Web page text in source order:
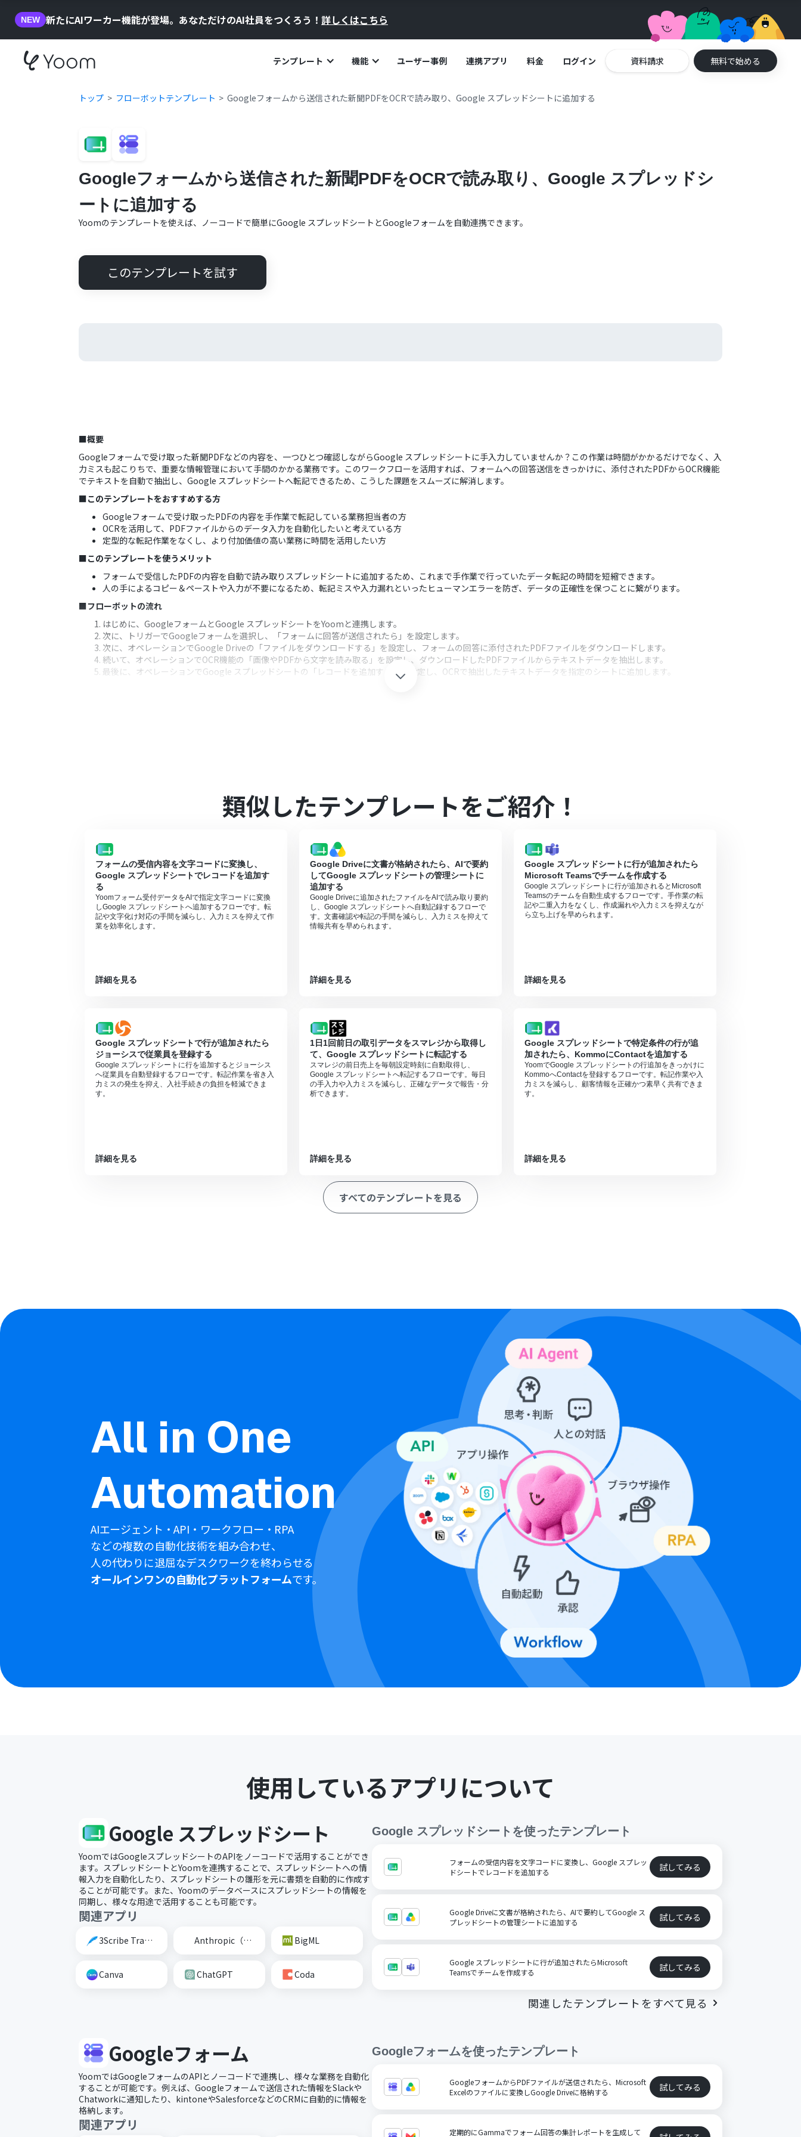
NEW 新たにAIワーカー機能が登場。あなただけのAI社員をつくろう！ 詳しくはこちら
テンプレート 機能 ユーザー事例 連携アプリ 料金 ログイン 資料請求 無料で始める
トップ フローボットテンプレート Googleフォームから送信された新聞PDFをOCRで読み取り、Google スプレッドシートに追加する
Googleフォームから送信された新聞PDFをOCRで読み取り、Google スプレッドシ
ートに追加する
Yoomのテンプレートを使えば、ノーコードで簡単にGoogle スプレッドシート とGoogleフォームを自動連携できます。
このテンプレートを試す
■概要
Googleフォームで受け取った新聞PDFなどの内容を、一つひとつ確認しながらGoogle スプレッドシートに手入力していませんか？この作業は時間がかかるだけでなく、入
力ミスも起こりちで、重要な情報管理において手間のかかる業務です。このワークフローを活用すれば、フォームへの回答送信をきっかけに、添付されたPDFからOCR機能
でテキストを自動で抽出し、Google スプレッドシートへ転記できるため、こうした課題をスムーズに解消します。
■このテンプレートをおすすめする方
Googleフォームで受け取ったPDFの内容を手作業で転記している業務担当者の方
OCRを活用して、PDFファイルからのデータ入力を自動化したいと考えている方
定型的な転記作業をなくし、より付加価値の高い業務に時間を活用したい方
■このテンプレートを使うメリット
フォームで受信したPDFの内容を自動で読み取りスプレッドシートに追加するため、これまで手作業で行っていたデータ転記の時間を短縮できます。
人の手によるコピー＆ペーストや入力が不要になるため、転記ミスや入力漏れといったヒューマンエラーを防ぎ、データの正確性を保つことに繋がります。
■フローボットの流れ
はじめに、GoogleフォームとGoogle スプレッドシートをYoomと連携します。
次に、トリガーでGoogleフォームを選択し、「フォームに回答が送信されたら」を設定します。
次に、オペレーションでGoogle Driveの「ファイルをダウンロードする」を設定し、フォームの回答に添付されたPDFファイルをダウンロードします。
続いて、オペレーションでOCR機能の「画像やPDFから文字を読み取る」を設定し、ダウンロードしたPDFファイルからテキストデータを抽出します。
最後に、オペレーションでGoogle スプレッドシートの「レコードを追加する」を設定し、OCRで抽出したテキストデータを指定のシートに追加します。
Googleフォームをトリガーとして使用した際の回答内容を取得する方法は下記を参照ください。https://intercom.help/yoom/ja/articles/6807133
OCRまたは音声を文字起こしするAIオペレーションはチームプラン・サクセスプランでのみご利用いただける機能となっております。フリープラン・ミニプランの場
合は設定しているフローボットのオペレーションはエラーとなりますので、ご注意ください。
ョン）を使用することができます。
類似したテンプレートをご紹介！
フォームの受信内容を文字コードに変換し、
Google スプレッドシートでレコードを追加す
る
Yoomフォーム受付データをAIで指定文字コードに変換
しGoogle スプレッドシートへ追加するフローです。転
記や文字化け対応の手間を減らし、入力ミスを抑えて作
業を効率化します。
詳細を見る
Google Driveに文書が格納されたら、AIで要約
してGoogle スプレッドシートの管理シートに
追加する
Google Driveに追加されたファイルをAIで読み取り要約
し、Google スプレッドシートへ自動記録するフローで
す。文書確認や転記の手間を減らし、入力ミスを抑えて
情報共有を早められます。
詳細を見る
Google スプレッドシートに行が追加されたら
Microsoft Teamsでチームを作成する
Google スプレッドシートに行が追加されるとMicrosoft
Teamsのチームを自動生成するフローです。手作業の転
記や二重入力をなくし、作成漏れや入力ミスを抑えなが
ら立ち上げを早められます。
詳細を見る
Google スプレッドシートで行が追加されたら
ジョーシスで従業員を登録する
Google スプレッドシートに行を追加するとジョーシス
へ従業員を自動登録するフローです。転記作業を省き入
力ミスの発生を抑え、入社手続きの負担を軽減できま
す。
詳細を見る
1日1回前日の取引データをスマレジから取得し
て、Google スプレッドシートに転記する
スマレジの前日売上を毎朝設定時刻に自動取得し、
Google スプレッドシートへ転記するフローです。毎日
の手入力や入力ミスを減らし、正確なデータで報告・分
析できます。
詳細を見る
Google スプレッドシートで特定条件の行が追
加されたら、KommoにContactを追加する
YoomでGoogle スプレッドシートの行追加をきっかけに
KommoへContactを登録するフローです。転記作業や入
力ミスを減らし、顧客情報を正確かつ素早く共有できま
す。
詳細を見る
すべてのテンプレートを見る
All in One
Automation
AIエージェント・API・ワークフロー・RPA
などの複数の自動化技術を組み合わせ、
人の代わりに退屈なデスクワークを終わらせる
オールインワンの自動化プラットフォームです。
使用しているアプリについて
Google スプレッドシート
YoomではGoogleスプレッドシートのAPIをノーコードで活用することができ
ます。スプレッドシートとYoomを連携することで、スプレッドシートへの情
報入力を自動化したり、スプレッドシートの雛形を元に書類を自動的に作成す
ることが可能です。また、Yoomのデータベースにスプレッドシートの情報を
同期し、様々な用途で活用することも可能です。
関連アプリ
3Scribe Transcription Anthropic（Claude） BigML
Canva ChatGPT Coda
Google スプレッドシート を使ったテンプレート
フォームの受信内容を文字コードに変換し、Google スプレッ
ドシートでレコードを追加する
試してみる
Google Driveに文書が格納されたら、AIで要約してGoogle ス
プレッドシートの管理シートに追加する
試してみる
Google スプレッドシートに行が追加されたらMicrosoft
Teamsでチームを作成する
試してみる
関連したテンプレートをすべて見る
Googleフォーム
YoomではGoogleフォームのAPIとノーコードで連携し、様々な業務を自動化
することが可能です。例えば、Googleフォームで送信された情報をSlackや
Chatworkに通知したり、kintoneやSalesforceなどのCRMに自動的に情報を
格納します。
関連アプリ
Googleフォームを使ったテンプレート
GoogleフォームからPDFファイルが送信されたら、Microsoft
Excelのファイルに変換しGoogle Driveに格納する
試してみる
定期的にGammaでフォーム回答の集計レポートを生成して